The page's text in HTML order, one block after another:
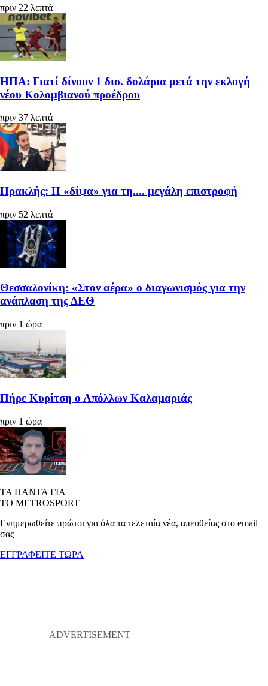
πριν 22 λεπτά
ΗΠΑ: Γιατί δίνουν 1 δισ. δολάρια μετά την εκλογή
νέου Κολομβιανού προέδρου
πριν 37 λεπτά
Ηρακλής: Η «δίψα» για τη.... μεγάλη επιστροφή
πριν 52 λεπτά
Θεσσαλονίκη: «Στον αέρα» ο διαγωνισμός για την
ανάπλαση της ΔΕΘ
πριν 1 ώρα
Πήρε Κυρίτση ο Απόλλων Καλαμαριάς
πριν 1 ώρα
ΤΑ ΠΑΝΤΑ ΓΙΑ
ΤΟ METROSPORT
Ενημερωθείτε πρώτοι για όλα τα τελεταία νέα, απευθείας στο email
σας
ΕΓΓΡΑΦΕΙΤΕ ΤΩΡΑ